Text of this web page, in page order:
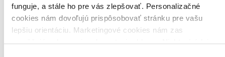
funguje, a stále ho pre vás zlepšovať. Personalizačné
cookies nám dovoľujú prispôsobovať stránku pre vašu
lepšiu orientáciu. Marketingové cookies nám zas
umožňujú zobrazenie relevantnej reklamy. Niektoré údaje